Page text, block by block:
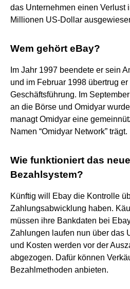
das Unternehmen einen Verlust
Millionen US-Dollar
Wem gehört eBay?
Im Jahr 1997 beendete er sein
und im Februar 1998 übertrug
Geschäftsführung. Im
an die Börse und Omidyar
managt Omidyar eine
Namen “Omidyar Network” trägt.
Wie funktioniert das
Bezahlsystem?
Künftig will Ebay die Kontrolle
Zahlungsabwicklung haben.
müssen ihre Bankdaten bei
Zahlungen laufen nun über das
und Kosten werden vor der
abgezogen. Dafür können
Bezahlmethoden anbieten.